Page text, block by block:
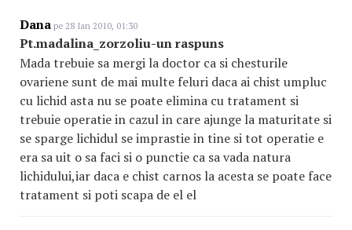
Dana pe 28 Ian 2010, 01:30
Pt.madalina_zorzoliu-un raspuns
Mada trebuie sa mergi la doctor ca si chesturile
ovariene sunt de mai multe feluri daca ai chist umpluc
cu lichid asta nu se poate elimina cu tratament si
trebuie operatie in cazul in care ajunge la maturitate si
se sparge lichidul se imprastie in tine si tot operatie e
era sa uit o sa faci si o punctie ca sa vada natura
lichidului,iar daca e chist carnos la acesta se poate face
tratament si poti scapa de el el